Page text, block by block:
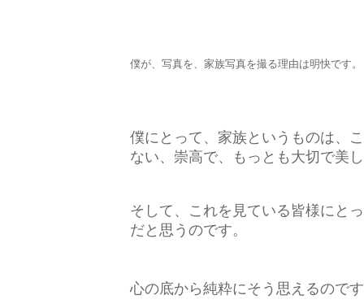
僕が、写真を、家族写真を撮る理由は明快です。
僕にとって、家族というものは、
ない、崇高で、もっとも大切で美
そして、これを見ている皆様にと
だと思うのです。
心の底から純粋にそう思えるので